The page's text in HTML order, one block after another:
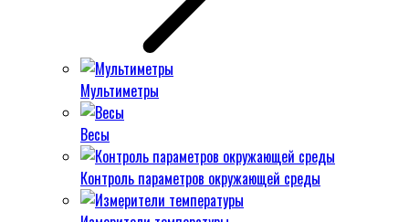
Мультиметры
Весы
Контроль параметров окружающей среды